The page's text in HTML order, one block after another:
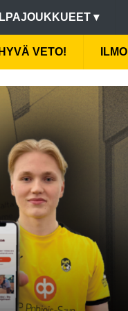
▾
HYVÄ VETO!